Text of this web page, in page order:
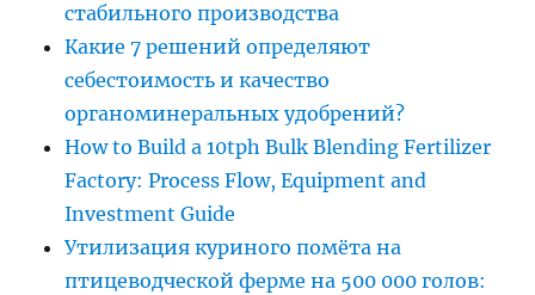
стабильного производства
Какие 7 решений определяют
себестоимость и качество
органоминеральных удобрений?
How to Build a 10tph Bulk Blending Fertilizer
Factory: Process Flow, Equipment and
Investment Guide
Утилизация куриного помёта на
птицеводческой ферме на 500 000 голов: